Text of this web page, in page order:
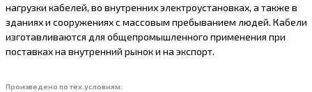
нагрузки кабелей, во внутренних электроустановках, а также в
зданиях и сооружениях с массовым пребыванием людей. Кабели
изготавливаются для общепромышленного применения при
поставках на внутренний рынок и на экспорт.
Произведено по тех.условиям: